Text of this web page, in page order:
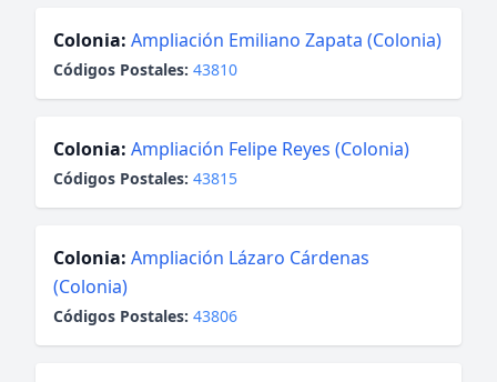
Colonia: Ampliación Emiliano Zapata (Colonia)
Códigos Postales: 43810
Colonia: Ampliación Felipe Reyes (Colonia)
Códigos Postales: 43815
Colonia: Ampliación Lázaro Cárdenas
(Colonia)
Códigos Postales: 43806